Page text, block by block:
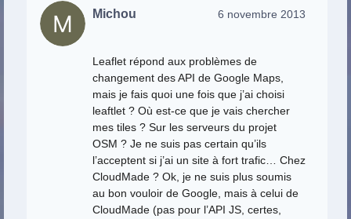
Michou 6 novembre 2013
Leaflet répond aux problèmes de
changement des API de Google Maps,
mais je fais quoi une fois que j’ai choisi
leaftlet ? Où est-ce que je vais chercher
mes tiles ? Sur les serveurs du projet
OSM ? Je ne suis pas certain qu’ils
l’acceptent si j’ai un site à fort trafic… Chez
CloudMade ? Ok, je ne suis plus soumis
au bon vouloir de Google, mais à celui de
CloudMade (pas pour l’API JS, certes,